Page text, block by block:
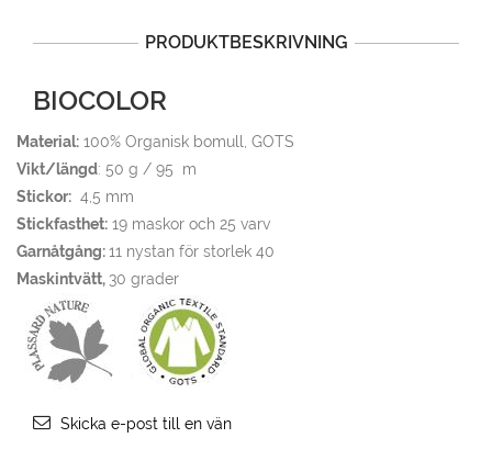
PRODUKTBESKRIVNING
BIOCOLOR
Material: 100% Organisk bomull, GOTS
Vikt/längd: 50 g / 95 m
Stickor: 4,5 mm
Stickfasthet: 19 maskor och 25 varv
Garnåtgång:11 nystan för storlek 40
Maskintvätt, 30 grader
Skicka e-post till en vän